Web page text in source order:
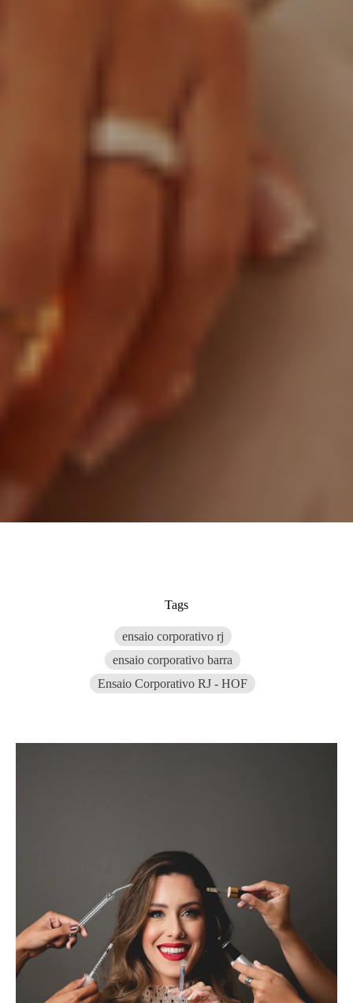
Tags
ensaio corporativo rj
ensaio corporativo barra
Ensaio Corporativo RJ - HOF